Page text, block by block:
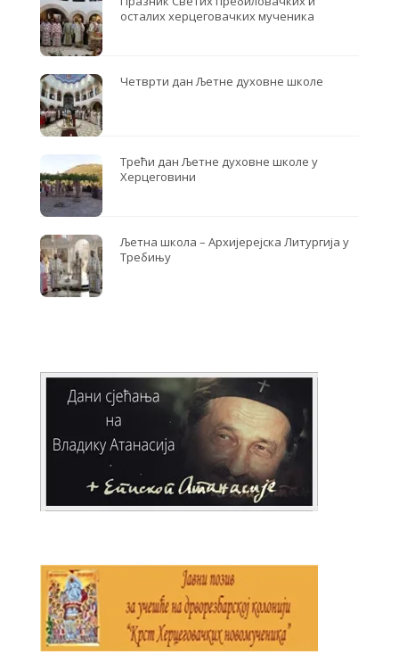
осталих херцеговачких мученика
Четврти дан Љетне духовне школе
Трећи дан Љетне духовне школе у
Херцеговини
Љетна школа – Архијерејска Литургија у
Требињу